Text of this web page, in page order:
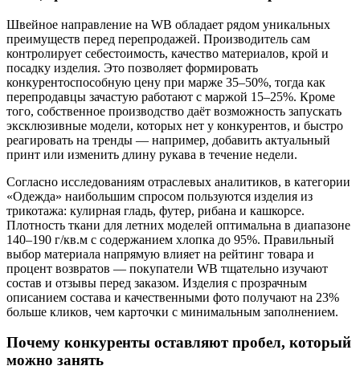
Швейное направление на WB обладает рядом уникальных
преимуществ перед перепродажей. Производитель сам
контролирует себестоимость, качество материалов, крой и
посадку изделия. Это позволяет формировать
конкурентоспособную цену при марже 35–50%, тогда как
перепродавцы зачастую работают с маржой 15–25%. Кроме
того, собственное производство даёт возможность запускать
эксклюзивные модели, которых нет у конкурентов, и быстро
реагировать на тренды — например, добавить актуальный
принт или изменить длину рукава в течение недели.
Согласно исследованиям отраслевых аналитиков, в категории
«Одежда» наибольшим спросом пользуются изделия из
трикотажа: кулирная гладь, футер, рибана и кашкорсе.
Плотность ткани для летних моделей оптимальна в диапазоне
140–190 г/кв.м с содержанием хлопка до 95%. Правильный
выбор материала напрямую влияет на рейтинг товара и
процент возвратов — покупатели WB тщательно изучают
состав и отзывы перед заказом. Изделия с прозрачным
описанием состава и качественными фото получают на 23%
больше кликов, чем карточки с минимальным заполнением.
Почему конкуренты оставляют пробел, который
можно занять